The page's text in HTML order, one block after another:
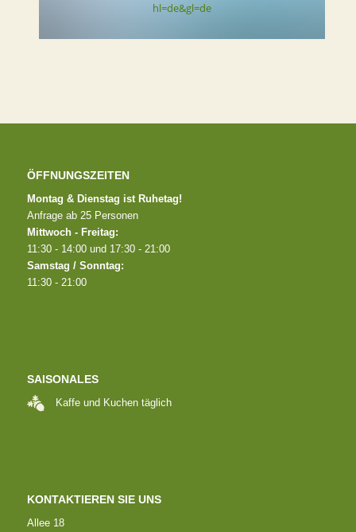
hl=de&gl=de
ÖFFNUNGSZEITEN
Montag & Dienstag ist Ruhetag!
Anfrage ab 25 Personen
Mittwoch - Freitag:
11:30 - 14:00 und 17:30 - 21:00
Samstag / Sonntag:
11:30 - 21:00
SAISONALES
Kaffe und Kuchen täglich
KONTAKTIEREN SIE UNS
Allee 18